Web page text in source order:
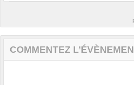
COMMENTEZ